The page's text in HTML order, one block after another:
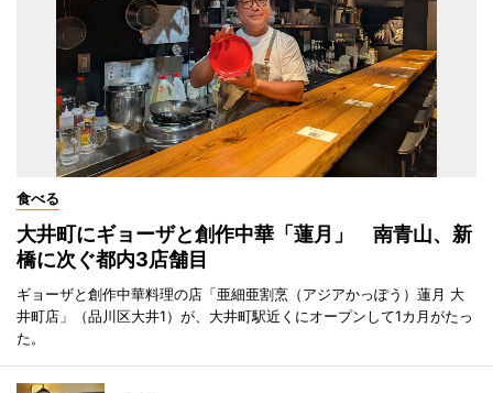
食べる
大井町にギョーザと創作中華「蓮月」 南青山、新
橋に次ぐ都内3店舗目
ギョーザと創作中華料理の店「亜細亜割烹（アジアかっぽう）蓮月 大
井町店」（品川区大井1）が、大井町駅近くにオープンして1カ月がたっ
た。